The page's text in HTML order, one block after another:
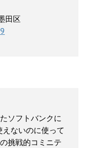
田区
ソフトバンクに
ないのに使って
挑戦的コミニテ